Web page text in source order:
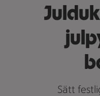
Sätt